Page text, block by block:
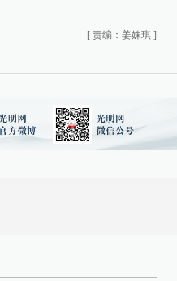
[ 责编：姜姝琪 ]